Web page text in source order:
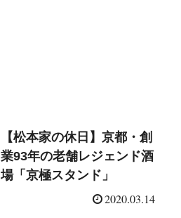
【松本家の休日】京都・創
業93年の老舗レジェンド酒
場「京極スタンド」
2020.03.14